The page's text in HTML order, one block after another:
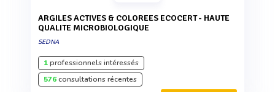
ARGILES ACTIVES & COLOREES ECOCERT - HAUTE
QUALITE MICROBIOLOGIQUE
SEDNA
1professionnels intéressés
576consultations récentes